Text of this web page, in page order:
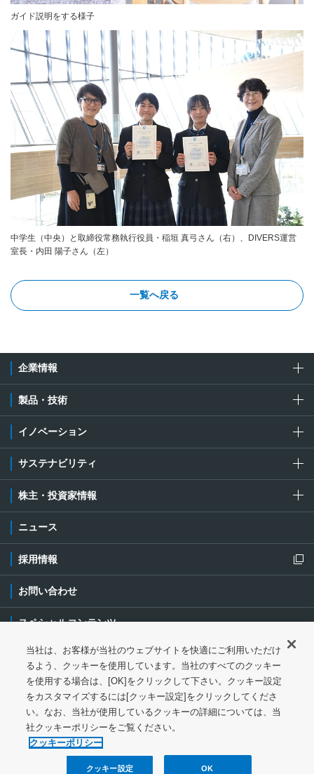
ガイド説明をする様子
中学生（中央）と取締役常務執行役員・稲垣 真弓さん（右）、DIVERS運営
室長・内田 陽子さん（左）
一覧へ戻る
企業情報
製品・技術
イノベーション
サステナビリティ
株主・投資家情報
ニュース
採用情報
新規ウィンドウを開きます
お問い合わせ
スペシャルコンテンツ
ご利用条件・ご注意 プライバシーポリシー
新規ウィンドウを開き
ソーシャルメディアポリシー クッキーポリシー
特定個人情報等の基本方針 ウェブアクセシビリティ対応
サイトマップ
当社は、お客様が当社のウェブサイトを快適にご利用いただけ
るよう、クッキーを使用しています。当社のすべてのクッキー
を使用する場合は、[OK]をクリックして下さい。クッキー設定
をカスタマイズするには[クッキー設定]をクリックしてくださ
い。なお、当社が使用しているクッキーの詳細については、当
社クッキーポリシーをご覧ください。
クッキーポリシー
クッキー設定 OK